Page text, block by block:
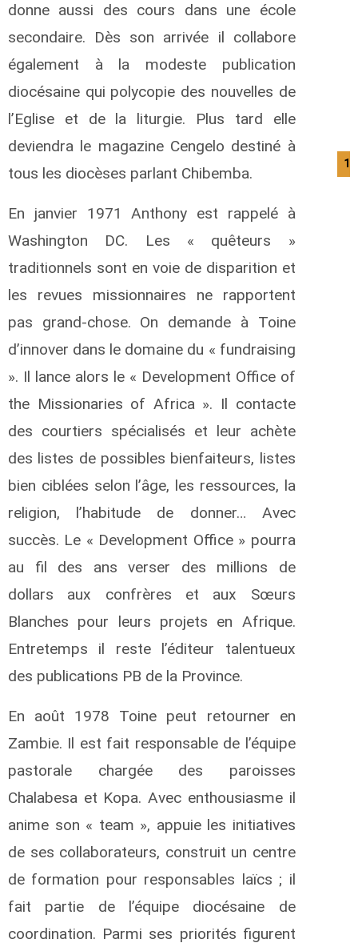
donne aussi des cours dans une école
secondaire. Dès son arrivée il collabore
également à la modeste publication
diocésaine qui polycopie des nouvelles de
l’Eglise et de la liturgie. Plus tard elle
deviendra le magazine Cengelo destiné à
tous les diocèses parlant Chibemba.
En janvier 1971 Anthony est rappelé à
Washington DC. Les « quêteurs »
traditionnels sont en voie de disparition et
les revues missionnaires ne rapportent
pas grand-chose. On demande à Toine
d’innover dans le domaine du « fundraising
». Il lance alors le « Development Office of
the Missionaries of Africa ». Il contacte
des courtiers spécialisés et leur achète
des listes de possibles bienfaiteurs, listes
bien ciblées selon l’âge, les ressources, la
religion, l’habitude de donner… Avec
succès. Le « Development Office » pourra
au fil des ans verser des millions de
dollars aux confrères et aux Sœurs
Blanches pour leurs projets en Afrique.
Entretemps il reste l’éditeur talentueux
des publications PB de la Province.
En août 1978 Toine peut retourner en
Zambie. Il est fait responsable de l’équipe
pastorale chargée des paroisses
Chalabesa et Kopa. Avec enthousiasme il
anime son « team », appuie les initiatives
de ses collaborateurs, construit un centre
de formation pour responsables laïcs ; il
fait partie de l’équipe diocésaine de
coordination. Parmi ses priorités figurent